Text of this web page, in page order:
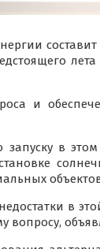
и
в
в
вопросу,